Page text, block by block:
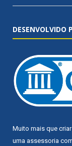
DESENVOLVIDO
Muito mais que
uma assessoria